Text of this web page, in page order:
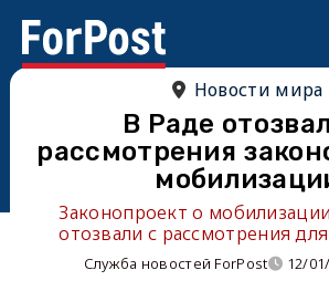
Новости мира
В Раде
рассмотрения
Законопроект о
отозвали с рассмотрения
Служба новостей ForPost 12/